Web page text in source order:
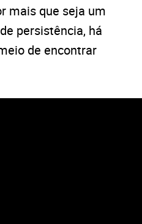
mais que seja um
persistência, há
de encontrar